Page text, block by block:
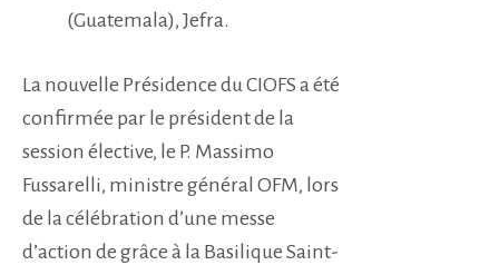
(Guatemala), Jefra.
La nouvelle Présidence du CIOFS a été
confirmée par le président de la
session élective, le P. Massimo
Fussarelli, ministre général OFM, lors
de la célébration d’une messe
d’action de grâce à la Basilique Saint-